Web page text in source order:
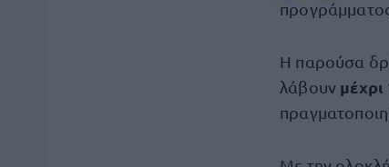
Η παρούσα
λάβουν